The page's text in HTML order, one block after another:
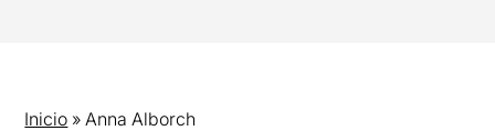
Inicio »Anna Alborch